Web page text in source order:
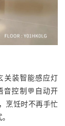
关装智能感应灯
音控制💬自动开
烹饪时不再手忙